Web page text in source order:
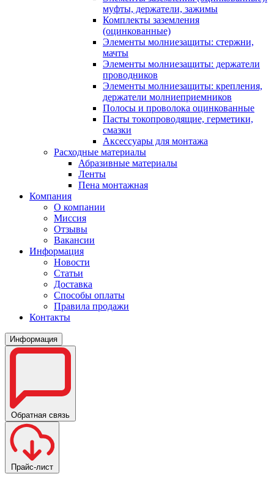
муфты, держатели, зажимы
Комплекты заземления
(оцинкованные)
Элементы молниезащиты: стержни,
мачты
Элементы молниезащиты: держатели
проводников
Элементы молниезащиты: крепления,
держатели молниеприемников
Полосы и проволока оцинкованные
Пасты токопроводящие, герметики,
смазки
Аксессуары для монтажа
Расходные материалы
Абразивные материалы
Ленты
Пена монтажная
Компания
О компании
Миссия
Отзывы
Вакансии
Информация
Новости
Статьи
Доставка
Способы оплаты
Правила продажи
Контакты
Информация
Обратная связь
Прайс-лист